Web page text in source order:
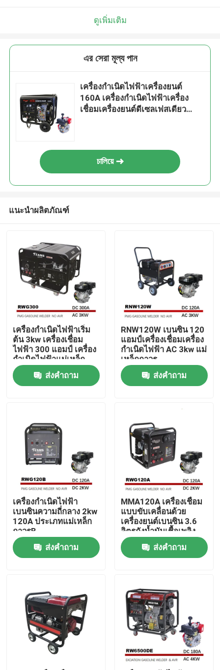
บ้าน
รายชื่อผู้ติดต่อ
ผลิตภัณฑ์
เครื่องกำเนิดไฟฟ้าเชื่อมน้ำมัน
เครื่องกำเนิดไฟฟ้าเชื่อมดีเซล
เครื่องเชื่อมแบบพกพา
เครื่องเชื่อมติด
ดูเพิ่มเติม
এর সেরা মূল্য পান
เครื่องกำเนิดไฟฟ้าเครื่องยนต์
160A เครื่องกำเนิดไฟฟ้าเครื่อง
เชื่อมเครื่องยนต์ดีเซลเฟสเดียว
চালিয়ে
แนะนำผลิตภัณฑ์
เครื่องกำเนิดไฟฟ้าเริ่ม
ต้น 3kw เครื่องเชื่อม
ไฟฟ้า 300 แอมป์ เครื่อง
กำเนิดไฟฟ้าแม่เหล็ก
ถาวรถังแก๊ส 30 ลิตร
ส่งคำถาม
RNW120W เบนซิน 120
แอมป์เครื่องเชื่อมเครื่อง
กำเนิดไฟฟ้า AC 3kw แม่
เหล็กถาวร
ส่งคำถาม
เครื่องกำเนิดไฟฟ้า
เบนซินความถี่กลาง 2kw
120A ประเภทแม่เหล็ก
ถาวรB
ส่งคำถาม
MMA120A เครื่องเชื่อม
แบบขับเคลื่อนด้วย
เครื่องยนต์เบนซิน 3.6
ลิตรถังน้ำมันเชื้อเพลิง
PMG Type A
ส่งคำถาม